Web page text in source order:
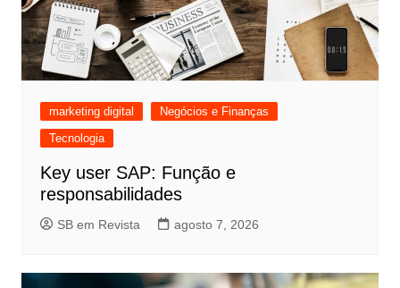
marketing digital
Negócios e Finanças
Tecnologia
Key user SAP: Função e
responsabilidades
SB em Revista agosto 7, 2026